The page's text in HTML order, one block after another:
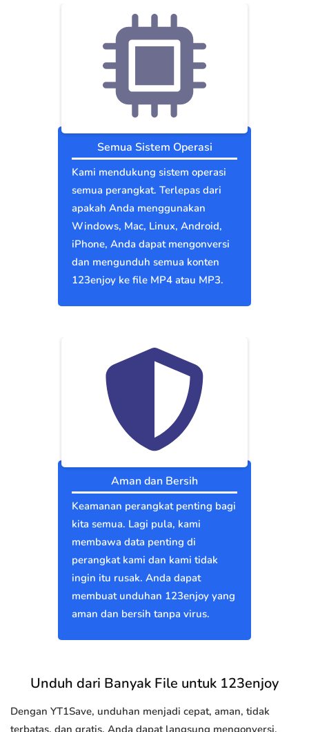
Semua Sistem Operasi
Kami mendukung sistem operasi
semua perangkat. Terlepas dari
apakah Anda menggunakan
Windows, Mac, Linux, Android,
iPhone, Anda dapat mengonversi
dan mengunduh semua konten
123enjoy ke file MP4 atau MP3.
Aman dan Bersih
Keamanan perangkat penting bagi
kita semua. Lagi pula, kami
membawa data penting di
perangkat kami dan kami tidak
ingin itu rusak. Anda dapat
membuat unduhan 123enjoy yang
aman dan bersih tanpa virus.
Unduh dari Banyak File untuk 123enjoy
Dengan YT1Save, unduhan menjadi cepat, aman, tidak